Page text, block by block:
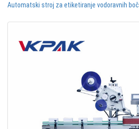
Automatski stroj za etiketiranje vodoravnih